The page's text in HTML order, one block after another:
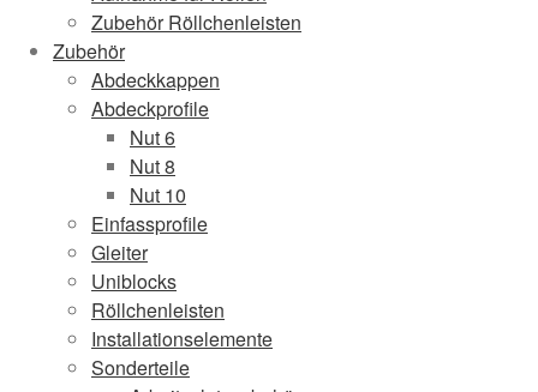
Zubehör Röllchenleisten
Zubehör
Abdeckkappen
Abdeckprofile
Nut 6
Nut 8
Nut 10
Einfassprofile
Gleiter
Uniblocks
Röllchenleisten
Installationselemente
Sonderteile